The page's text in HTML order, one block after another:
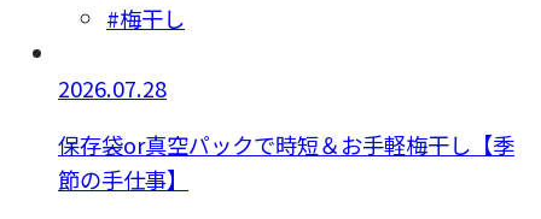
#梅干し
2026.07.28
保存袋or真空パックで時短＆お手軽梅干し【季
節の手仕事】